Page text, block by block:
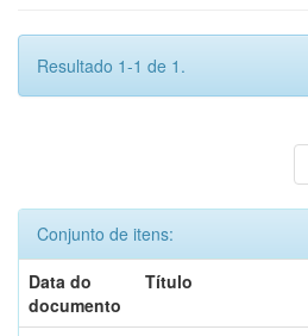
Resultado 1-1 de 1.
Conjunto de itens:
Data do
documento
Título